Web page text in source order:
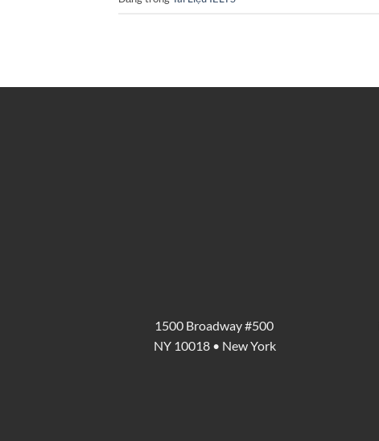
1500 Broadway #500
NY 10018 • New York